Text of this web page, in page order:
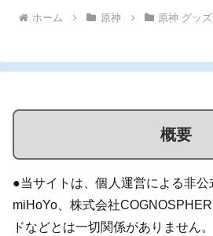
ホーム 原神 原神 グッ
概要
●当サイトは、個人運営による非公
miHoYo、株式会社
ドなどとは一切関係がありません。